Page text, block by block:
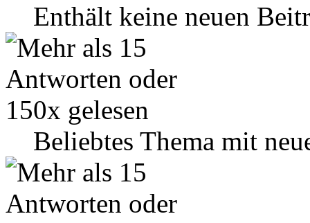
Enthält keine neuen
Beliebtes Thema mit